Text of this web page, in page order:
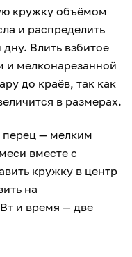
кружку объёмом
и распределить
Влить взбитое
и мелконарезанной
до краёв, так как
в размерах.
— мелким
вместе с
кружку в центр
на
и время — две